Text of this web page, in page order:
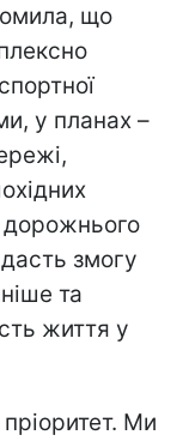
що
у планах –
дорожнього
змогу
та
життя у
Ми